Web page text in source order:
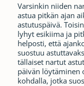
Varsinkin niiden
astua pitkän ajan
astutuspäivä.
lyhyt esikiima ja
helposti, että
suostuu
tällaiset nartut
päivän löytäminen
kohdalla, jotka